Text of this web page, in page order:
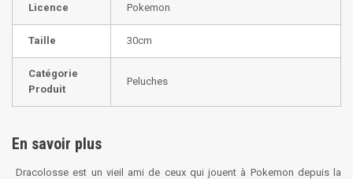
Licence Pokemon
Taille 30cm
Catégorie
Produit
Peluches
En savoir plus
Dracolosse est un vieil ami de ceux qui jouent à Pokemon depuis la